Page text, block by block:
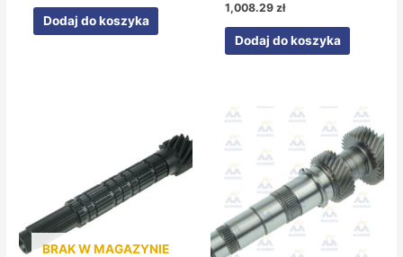
Dodaj do koszyka
1,008.29zł
Dodaj do koszyka
BRAK W MAGAZYNIE